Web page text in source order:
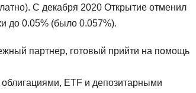
С декабря 2020 Открытие отменил
до 0.05% (было 0.057%).
партнер, готовый прийти на помощь
ETF и депозитарными